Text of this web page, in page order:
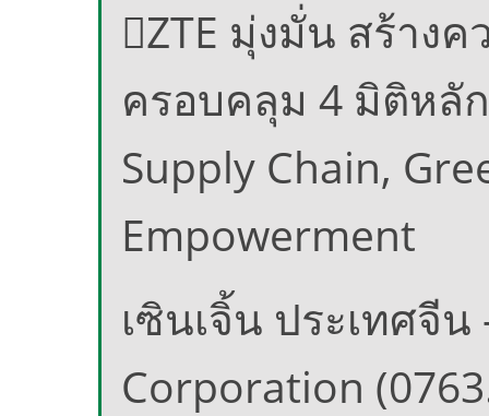
ZTE มุ่งมั่น สร้าง
ครอบคลุม 4 มิติหลั
Supply Chain,
Empowerment
เซินเจิ้น ประเทศจี
Corporation